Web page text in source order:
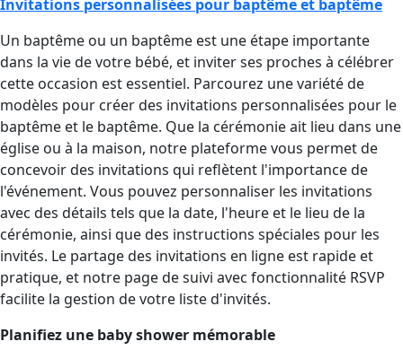
Invitations personnalisées pour baptême et baptême
Un baptême ou un baptême est une étape importante
dans la vie de votre bébé, et inviter ses proches à célébrer
cette occasion est essentiel. Parcourez une variété de
modèles pour créer des invitations personnalisées pour le
baptême et le baptême. Que la cérémonie ait lieu dans une
église ou à la maison, notre plateforme vous permet de
concevoir des invitations qui reflètent l'importance de
l'événement. Vous pouvez personnaliser les invitations
avec des détails tels que la date, l'heure et le lieu de la
cérémonie, ainsi que des instructions spéciales pour les
invités. Le partage des invitations en ligne est rapide et
pratique, et notre page de suivi avec fonctionnalité RSVP
facilite la gestion de votre liste d'invités.
Planifiez une baby shower mémorable